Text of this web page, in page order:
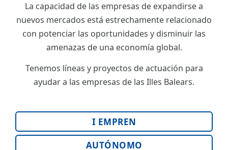
La capacidad de las empresas de expandirse a
nuevos mercados está estrechamente relacionado
con potenciar las oportunidades y disminuir las
amenazas de una economía global.
Tenemos líneas y proyectos de actuación para
ayudar a las empresas de las Illes Balears.
I EMPREN
AUTÓNOMO